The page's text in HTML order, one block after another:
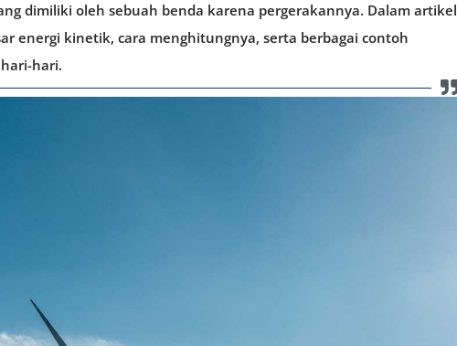
dimiliki oleh sebuah benda karena pergerakannya. Dalam artikel
energi kinetik, cara menghitungnya, serta berbagai contoh
hari.